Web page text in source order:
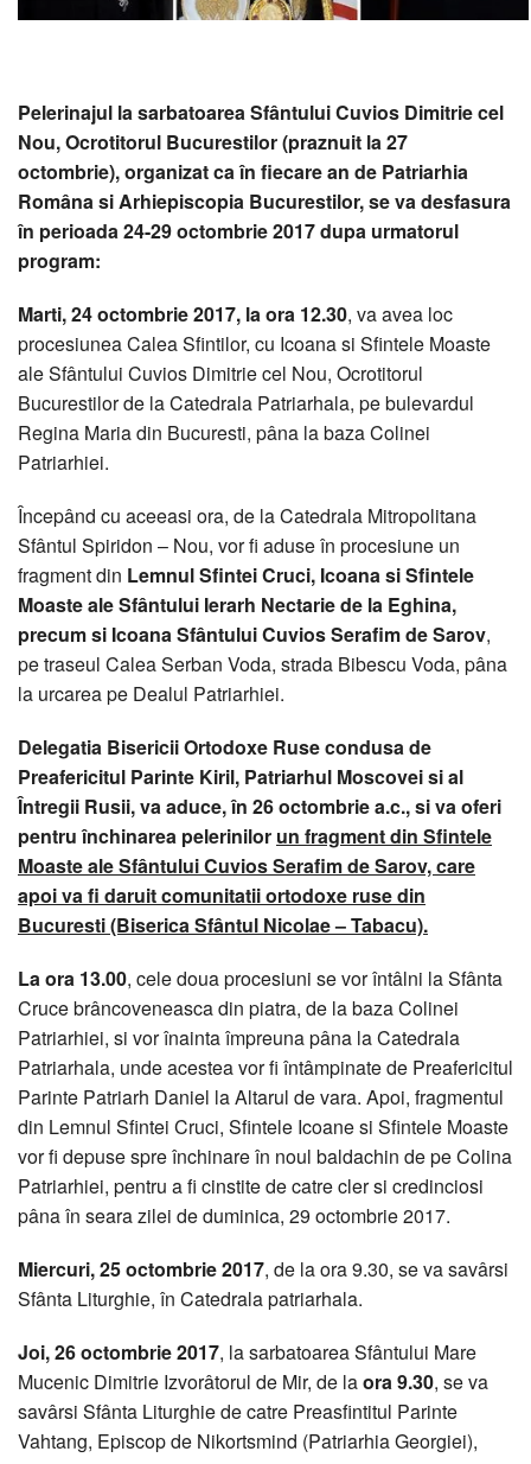
Pelerinajul la sarbatoarea Sfântului Cuvios Dimitrie cel
Nou, Ocrotitorul Bucurestilor (praznuit la 27
octombrie), organizat ca în fiecare an de Patriarhia
Româna si Arhiepiscopia Bucurestilor, se va desfasura
în perioada 24-29 octombrie 2017 dupa urmatorul
program:
Marti, 24 octombrie 2017, la ora 12.30, va avea loc
procesiunea Calea Sfintilor, cu Icoana si Sfintele Moaste
ale Sfântului Cuvios Dimitrie cel Nou, Ocrotitorul
Bucurestilor de la Catedrala Patriarhala, pe bulevardul
Regina Maria din Bucuresti, pâna la baza Colinei
Patriarhiei.
Începând cu aceeasi ora, de la Catedrala Mitropolitana
Sfântul Spiridon – Nou, vor fi aduse în procesiune un
fragment din Lemnul Sfintei Cruci, Icoana si Sfintele
Moaste ale Sfântului Ierarh Nectarie de la Eghina,
precum si Icoana Sfântului Cuvios Serafim de Sarov,
pe traseul Calea Serban Voda, strada Bibescu Voda, pâna
la urcarea pe Dealul Patriarhiei.
Delegatia Bisericii Ortodoxe Ruse condusa de
Preafericitul Parinte Kiril, Patriarhul Moscovei si al
Întregii Rusii, va aduce, în 26 octombrie a.c., si va oferi
pentru închinarea pelerinilor un fragment din Sfintele
Moaste ale Sfântului Cuvios Serafim de Sarov, care
apoi va fi daruit comunitatii ortodoxe ruse din
Bucuresti (Biserica Sfântul Nicolae – Tabacu).
La ora 13.00, cele doua procesiuni se vor întâlni la Sfânta
Cruce brâncoveneasca din piatra, de la baza Colinei
Patriarhiei, si vor înainta împreuna pâna la Catedrala
Patriarhala, unde acestea vor fi întâmpinate de Preafericitul
Parinte Patriarh Daniel la Altarul de vara. Apoi, fragmentul
din Lemnul Sfintei Cruci, Sfintele Icoane si Sfintele Moaste
vor fi depuse spre închinare în noul baldachin de pe Colina
Patriarhiei, pentru a fi cinstite de catre cler si credinciosi
pâna în seara zilei de duminica, 29 octombrie 2017.
Miercuri, 25 octombrie 2017, de la ora 9.30, se va savârsi
Sfânta Liturghie, în Catedrala patriarhala.
Joi, 26 octombrie 2017, la sarbatoarea Sfântului Mare
Mucenic Dimitrie Izvorâtorul de Mir, de laora 9.30, se va
savârsi Sfânta Liturghie de catre Preasfintitul Parinte
Vahtang, Episcop de Nikortsmind (Patriarhia Georgiei),